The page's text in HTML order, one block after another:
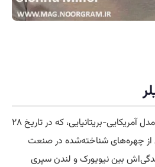
سیه‌نا رز دایانا میلر، بازیگر و مدل آمریکایی-بریتانیایی، که در تاریخ ۲۸
صنعت
بین نیویورک و لندن سپری